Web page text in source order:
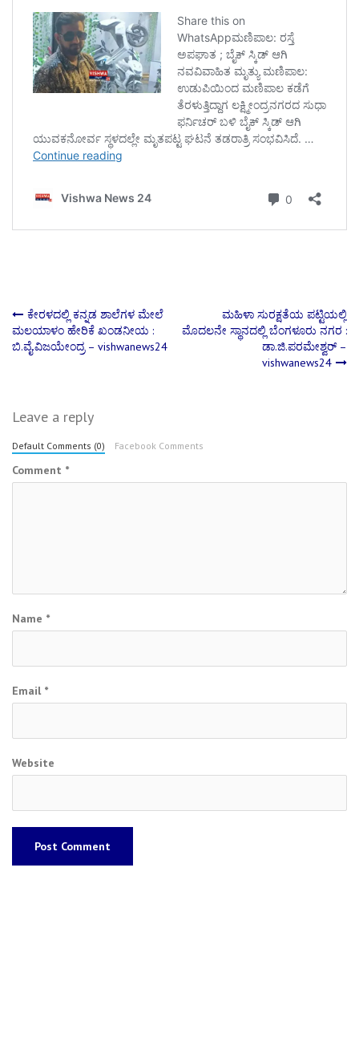
Post
navigation
ಕೇರಳದಲ್ಲಿ ಕನ್ನಡ ಶಾಲೆಗಳ ಮೇಲೆ
ಮಲಯಾಳಂ ಹೇರಿಕೆ ಖಂಡನೀಯ :
ಬಿ.ವೈ.ವಿಜಯೇಂದ್ರ – vishwanews24
ಮಹಿಳಾ ಸುರಕ್ಷತೆಯ ಪಟ್ಟಿಯಲ್ಲಿ
ಮೊದಲನೇ ಸ್ಥಾನದಲ್ಲಿ ಬೆಂಗಳೂರು ನಗರ :
ಡಾ.ಜಿ.ಪರಮೇಶ್ವರ್‌ –
vishwanews24
Leave a reply
Default Comments (0) Facebook Comments
Comment *
Name *
Email *
Website